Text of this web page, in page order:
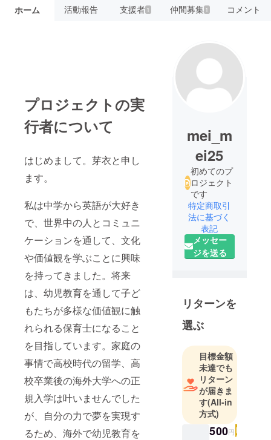
ホーム 活動報告 支援者 1 仲間募集 1 コメント
プロジェクトの実
行者について
はじめまして。芽衣と申し
ます。
私は中学から英語が大好き
で、世界中の人とコミュニ
ケーションを通して、文化
や価値観を学ぶことに興味
を持ってきました。将来
は、幼児教育を通して子ど
もたちが多様な価値観に触
れられる保育士になること
を目指しています。家庭の
事情で高校時代の留学、高
校卒業後の海外大学への正
規入学は叶いませんでした
が、自分の力で夢を実現す
るため、海外で幼児教育を
mei_m
ei25
初めてのプ
ロジェクト
です
特定商取引
法に基づく
表記
メッセー
ジを送る
リターンを
選ぶ
目標金額
未達でも
リターン
が届きま
す(All-in
方式)
500円